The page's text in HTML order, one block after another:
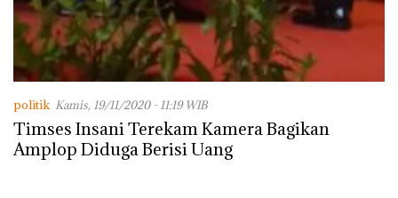
politik Kamis, 19/11/2020 - 11:19 WIB
Timses Insani Terekam Kamera Bagikan
Amplop Diduga Berisi Uang